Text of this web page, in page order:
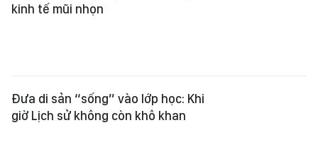
kinh tế mũi nhọn
Đưa di sản “sống” vào lớp học: Khi
giờ Lịch sử không còn khô khan